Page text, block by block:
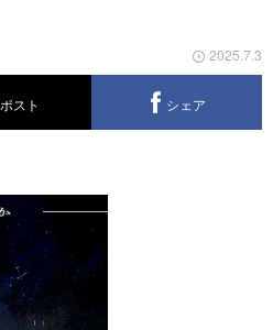
2025.7.3
ポスト シェア